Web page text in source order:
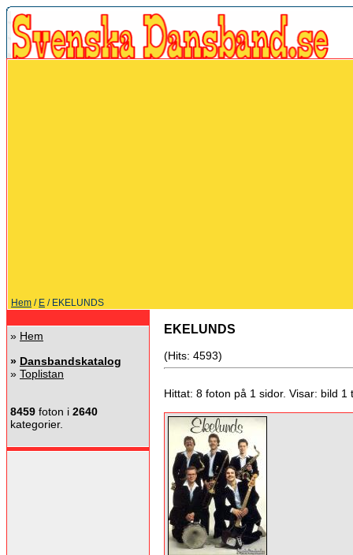
Hem / E / EKELUNDS
» Hem
» Dansbandskatalog
» Toplistan
8459 foton i 2640
kategorier.
EKELUNDS
(Hits: 4593)
Hittat: 8 foton på 1 sidor. Visar: bild 1